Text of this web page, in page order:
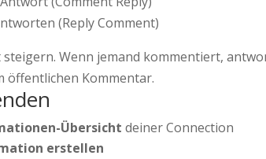
(Reply Comment)
steigern. Wenn jemand kommentiert,
öffentlichen Kommentar.
Übersicht deiner Connection
erstellen